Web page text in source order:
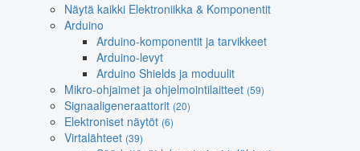
Näytä kaikki Elektroniikka & Komponentit
Arduino
Arduino-komponentit ja tarvikkeet
Arduino-levyt
Arduino Shields ja moduulit
Mikro-ohjaimet ja ohjelmointilaitteet (59)
Signaaligeneraattorit (20)
Elektroniset näytöt (6)
Virtalähteet (39)